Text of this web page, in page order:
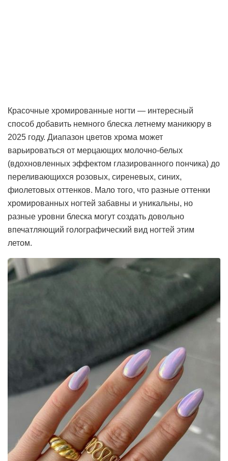
Красочные хромированные ногти — интересный
способ добавить немного блеска летнему маникюру в
2025 году. Диапазон цветов хрома может
варьироваться от мерцающих молочно-белых
(вдохновленных эффектом глазированного пончика) до
переливающихся розовых, сиреневых, синих,
фиолетовых оттенков. Мало того, что разные оттенки
хромированных ногтей забавны и уникальны, но
разные уровни блеска могут создать довольно
впечатляющий голографический вид ногтей этим
летом.